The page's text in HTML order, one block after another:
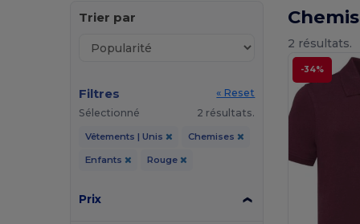
Trier par
Filtres
« Reset
Sélectionné
2 résultats.
Vêtements | Unis Chemises
Enfants Rouge
Prix
2 résultats.
-34%